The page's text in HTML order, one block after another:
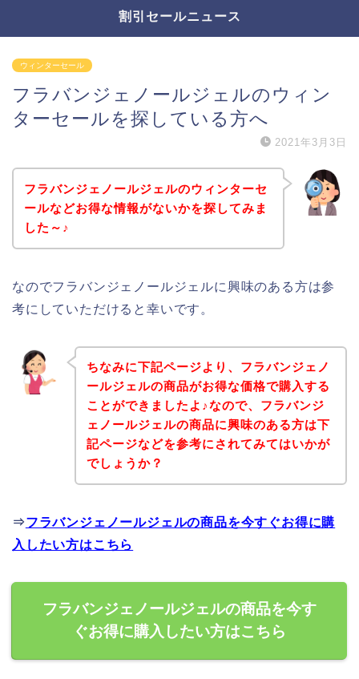
割引セールニュース
ウィンターセール
フラバンジェノールジェルのウィン
ターセールを探している方へ
2021年3月3日
フラバンジェノールジェルのウィンターセ
ールなどお得な情報がないかを探してみま
した～♪
なのでフラバンジェノールジェルに興味のある方は参
考にしていただけると幸いです。
ちなみに下記ページより、フラバンジェノ
ールジェルの商品がお得な価格で購入する
ことができましたよ♪なので、フラバンジ
ェノールジェルの商品に興味のある方は下
記ページなどを参考にされてみてはいかが
でしょうか？
⇒フラバンジェノールジェルの商品を今すぐお得に購
入したい方はこちら
フラバンジェノールジェルの商品を今す
ぐお得に購入したい方はこちら